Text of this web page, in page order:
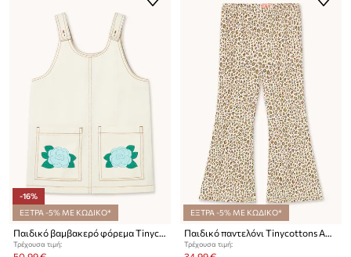
-16%
ΕΞΤΡΑ -5% ΜΕ ΚΩΔΙΚΟ*
Παιδικό βαμβακερό φόρεμα Tinycottons BLUE FLOWER PRINT DRESS
Τρέχουσα τιμή:
ΕΞΤΡΑ -5% ΜΕ ΚΩΔΙΚΟ*
Παιδικό παντελόνι Tinycottons ANIMAL PRINT RIB PANT
Τρέχουσα τιμή: